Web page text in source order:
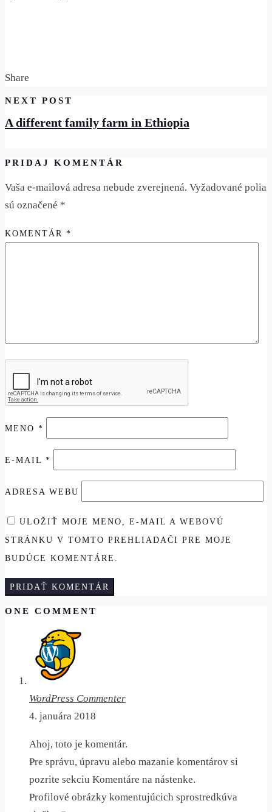
Share
NEXT POST
A different family farm in Ethiopia
PRIDAJ KOMENTÁR
Vaša e-mailová adresa nebude zverejnená. Vyžadované polia
sú označené *
KOMENTÁR *
MENO *
E-MAIL *
ADRESA WEBU
ULOŽIŤ MOJE MENO, E-MAIL A WEBOVÚ
STRÁNKU V TOMTO PREHLIADAČI PRE MOJE
BUDÚCE KOMENTÁRE.
ONE COMMENT
WordPress Commenter
4. januára 2018
Ahoj, toto je komentár.
Pre správu, úpravu alebo mazanie komentárov si
pozrite sekciu Komentáre na nástenke.
Profilové obrázky komentujúcich sprostredkúva